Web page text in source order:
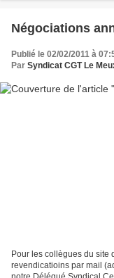
Négociations
Publié le 02/02/2011 à
Par Syndicat CGT Le
Pour les collègues du site
revendicatioins par mail